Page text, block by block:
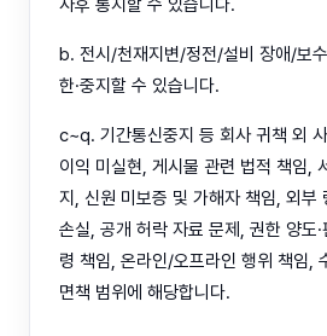
사후 통지할 수 있습니다.
b. 전시/천재지변/정전/설비 장애/보
한·중지할 수 있습니다.
c~q. 기간통신중지 등 회사 귀책 외
이익 미실현, 게시물 관련 법적 책임,
지, 신원 미보증 및 가해자 책임, 외부
손실, 공개 허락 자료 문제, 권한 양도
령 책임, 온라인/오프라인 행위 책임,
면책 범위에 해당합니다.